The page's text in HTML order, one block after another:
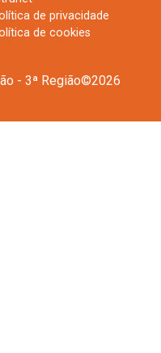
de privacidade
de cookies
- 3ª Região©2026